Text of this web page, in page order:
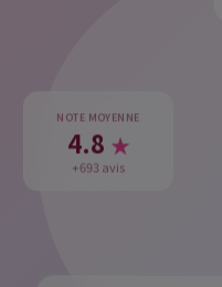
NOTE MOYENNE
4.8 ★
+693 avis